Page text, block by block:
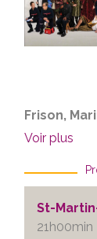
Frison,
Voir plus
St-
21h00min